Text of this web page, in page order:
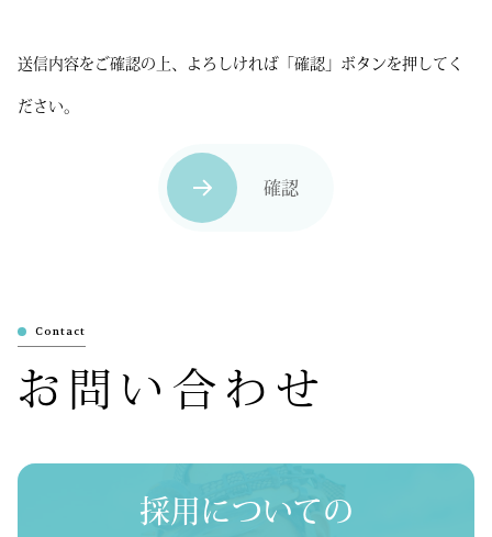
送信内容をご確認の上、よろしければ「確認」ボタンを押してく
ださい。
Contact
お問い合わせ
採用についての